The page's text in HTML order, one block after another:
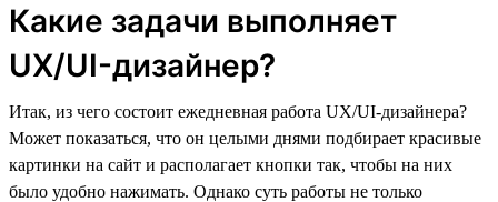
Какие задачи выполняет
UX/UI-дизайнер?
Итак, из чего состоит ежедневная работа UX/UI-дизайнера?
Может показаться, что он целыми днями подбирает красивые
картинки на сайт и располагает кнопки так, чтобы на них
было удобно нажимать. Однако суть работы не только